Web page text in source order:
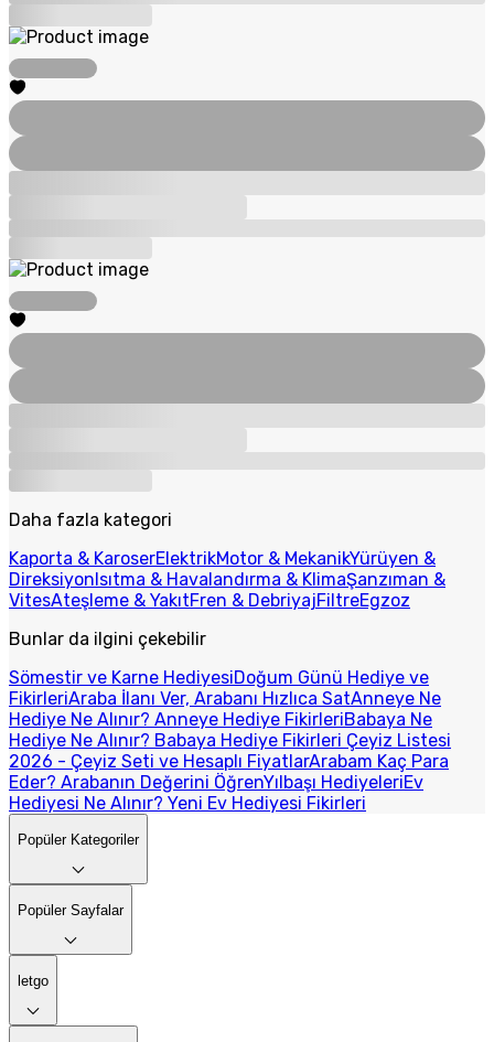
Daha fazla kategori
Kaporta & KaroserElektrikMotor & MekanikYürüyen &
DireksiyonIsıtma & Havalandırma & KlimaŞanzıman &
VitesAteşleme & YakıtFren & DebriyajFiltreEgzoz
Bunlar da ilgini çekebilir
Sömestir ve Karne HediyesiDoğum Günü Hediye ve
FikirleriAraba İlanı Ver, Arabanı Hızlıca SatAnneye Ne
Hediye Ne Alınır? Anneye Hediye FikirleriBabaya Ne
Hediye Ne Alınır? Babaya Hediye Fikirleri Çeyiz Listesi
2026 - Çeyiz Seti ve Hesaplı FiyatlarArabam Kaç Para
Eder? Arabanın Değerini ÖğrenYılbaşı HediyeleriEv
Hediyesi Ne Alınır? Yeni Ev Hediyesi Fikirleri
Popüler Kategoriler
Popüler Sayfalar
letgo